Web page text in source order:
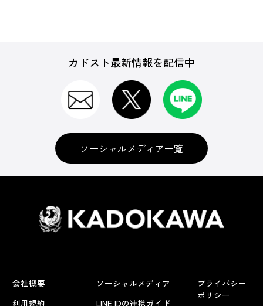
カドスト最新情報を配信中
ソーシャルメディア一覧
会社概要
利用規約
ソーシャルメディア
LINE IDの連携ガイド
プライバシー
ポリシー